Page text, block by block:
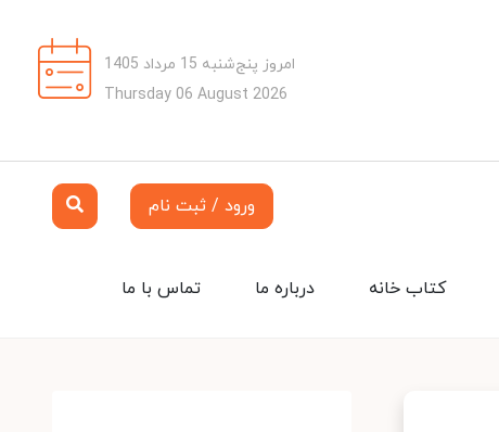
امروز پنج‌شنبه 15 مرداد 1405
Thursday 06 August 2026
ورود / ثبت نام
تماس با ما درباره ما کتاب خانه